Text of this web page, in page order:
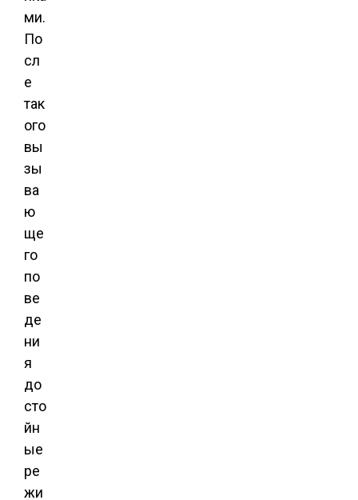
ми.
По
сл
е
так
ого
вы
зы
ва
ю
ще
го
по
ве
де
ни
я
до
сто
йн
ые
ре
жи